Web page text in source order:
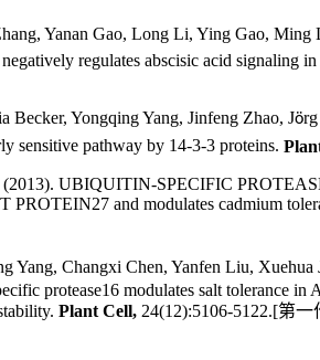
Yanan Gao, Long Li, Ying Gao, Ming
regulates abscisic acid signaling in
Becker, Yongqing Yang, Jinfeng Zhao, Jö
sensitive pathway by 14-3-3 proteins.
UBIQUITIN-SPECIFIC
and modulates cadmium
Yang, Changxi Chen, Yanfen Liu,
protease16 modulates salt tolerance in
Plant Cell, 24(12):5106-5122.[第一